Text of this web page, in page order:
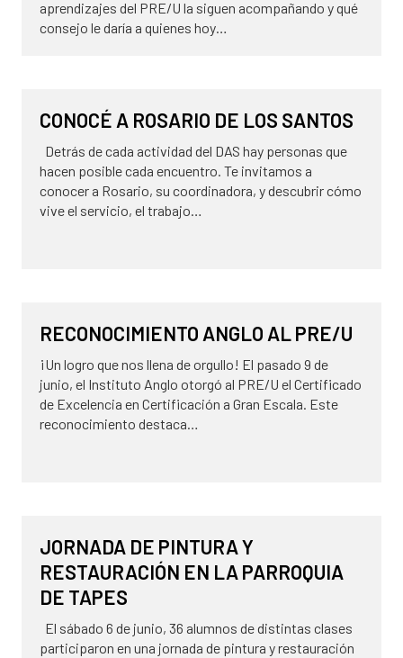
aprendizajes del PRE/U la siguen acompañando y qué
consejo le daría a quienes hoy…
CONOCÉ A ROSARIO DE LOS SANTOS
Detrás de cada actividad del DAS hay personas que
hacen posible cada encuentro. Te invitamos a
conocer a Rosario, su coordinadora, y descubrir cómo
vive el servicio, el trabajo…
RECONOCIMIENTO ANGLO AL PRE/U
¡Un logro que nos llena de orgullo! El pasado 9 de
junio, el Instituto Anglo otorgó al PRE/U el Certificado
de Excelencia en Certificación a Gran Escala. Este
reconocimiento destaca…
JORNADA DE PINTURA Y
RESTAURACIÓN EN LA PARROQUIA
DE TAPES
El sábado 6 de junio, 36 alumnos de distintas clases
participaron en una jornada de pintura y restauración